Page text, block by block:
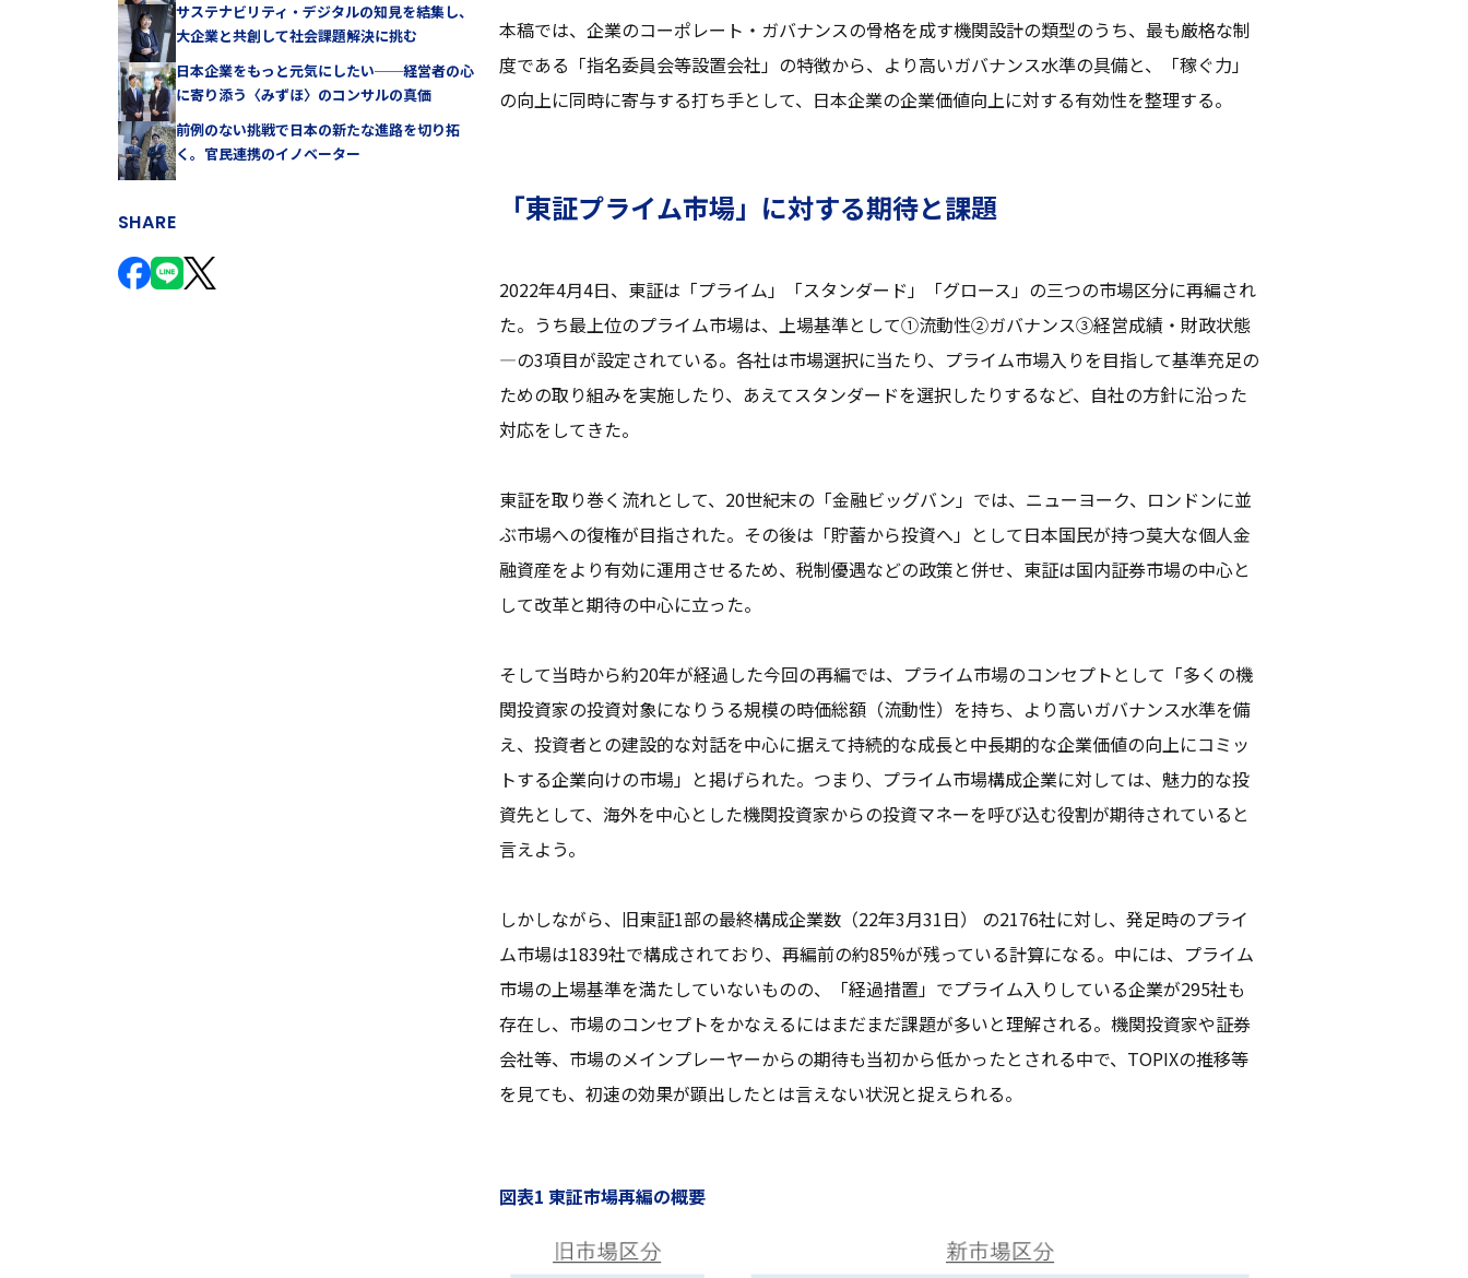
サステナビリティ・デジタルの知見を結集し、
大企業と共創して社会課題解決に挑む
日本企業をもっと元気にしたい──経営者の心
に寄り添う〈みずほ〉のコンサルの真価
前例のない挑戦で日本の新たな進路を切り拓
く。官民連携のイノベーター
SHARE
本稿では、企業のコーポレート・ガバナンスの骨格を成す機関設計の類型のうち、最も厳格な制
度である「指名委員会等設置会社」の特徴から、より高いガバナンス水準の具備と、「稼ぐ力」
の向上に同時に寄与する打ち手として、日本企業の企業価値向上に対する有効性を整理する。
「東証プライム市場」に対する期待と課題
2022年4月4日、東証は「プライム」「スタンダード」「グロース」の三つの市場区分に再編され
た。うち最上位のプライム市場は、上場基準として①流動性②ガバナンス③経営成績・財政状態
―の3項目が設定されている。各社は市場選択に当たり、プライム市場入りを目指して基準充足の
ための取り組みを実施したり、あえてスタンダードを選択したりするなど、自社の方針に沿った
対応をしてきた。
東証を取り巻く流れとして、20世紀末の「金融ビッグバン」では、ニューヨーク、ロンドンに並
ぶ市場への復権が目指された。その後は「貯蓄から投資へ」として日本国民が持つ莫大な個人金
融資産をより有効に運用させるため、税制優遇などの政策と併せ、東証は国内証券市場の中心と
して改革と期待の中心に立った。
そして当時から約20年が経過した今回の再編では、プライム市場のコンセプトとして「多くの機
関投資家の投資対象になりうる規模の時価総額（流動性）を持ち、より高いガバナンス水準を備
え、投資者との建設的な対話を中心に据えて持続的な成長と中長期的な企業価値の向上にコミッ
トする企業向けの市場」と掲げられた。つまり、プライム市場構成企業に対しては、魅力的な投
資先として、海外を中心とした機関投資家からの投資マネーを呼び込む役割が期待されていると
言えよう。
しかしながら、旧東証1部の最終構成企業数（22年3月31日） の2176社に対し、発足時のプライ
ム市場は1839社で構成されており、再編前の約85%が残っている計算になる。中には、プライム
市場の上場基準を満たしていないものの、「経過措置」でプライム入りしている企業が295社も
存在し、市場のコンセプトをかなえるにはまだまだ課題が多いと理解される。機関投資家や証券
会社等、市場のメインプレーヤーからの期待も当初から低かったとされる中で、TOPIXの推移等
を見ても、初速の効果が顕出したとは言えない状況と捉えられる。
図表1 東証市場再編の概要